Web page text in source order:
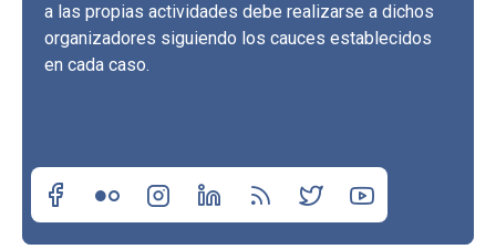
a las propias actividades debe realizarse a dichos
organizadores siguiendo los cauces establecidos
en cada caso.